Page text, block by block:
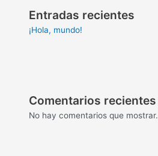
Entradas recientes
¡Hola, mundo!
Comentarios recientes
No hay comentarios que mostrar.